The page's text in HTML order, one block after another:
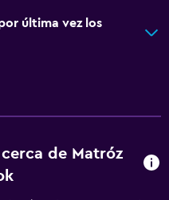
última vez los
de Matróz